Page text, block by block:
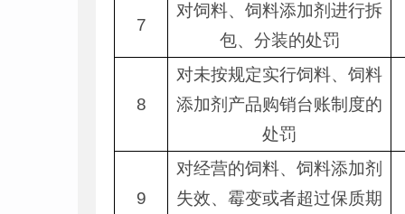
7
对饲料、饲料添加剂进行拆
包、分装的处罚
8
对未按规定实行饲料、饲料
添加剂产品购销台账制度的
处罚
9
对经营的饲料、饲料添加剂
失效、霉变或者超过保质期